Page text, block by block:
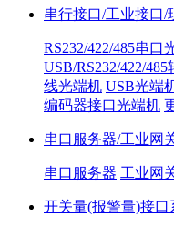
串行接口/工业接口/
RS232/422/485串口
USB/RS232/422/485
线光端机 USB光端
编码器接口光端机
串口服务器/工业网
串口服务器 工业网
开关量(报警量)接口